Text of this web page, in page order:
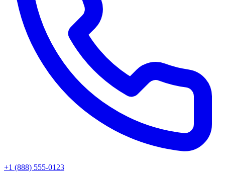
+1 (888) 555-0123